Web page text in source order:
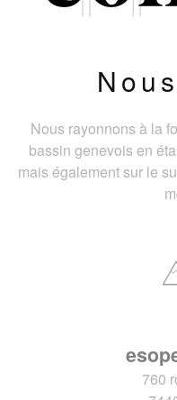
Nous rayonnons à la
bassin genevois en
mais également sur le
760